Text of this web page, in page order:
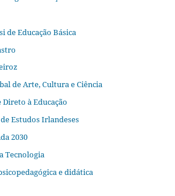
de Educação Básica
de Arte, Cultura e Ciência
Direto à Educação
Estudos Irlandeses
2030
Tecnologia
e didática